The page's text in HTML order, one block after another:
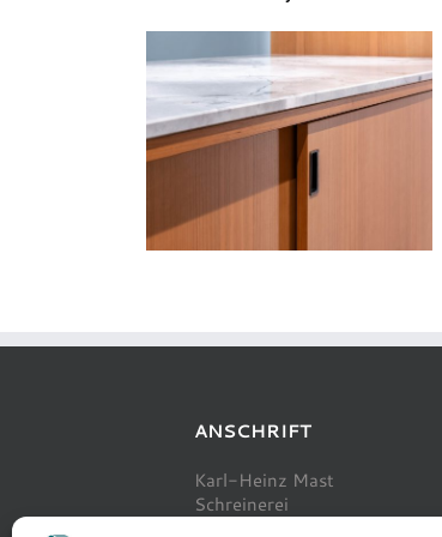
ANSCHRIFT
Karl-Heinz Mast
Schreinerei